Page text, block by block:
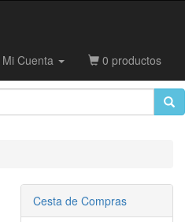
Mi Cuenta 0 productos
Cesta de Compras